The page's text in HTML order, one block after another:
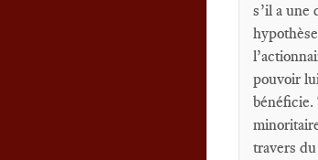
s’il a une
pouvoir
bénéficie.
travers